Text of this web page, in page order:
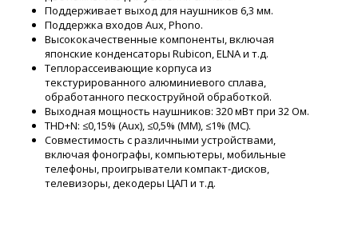
Поддерживает выход для наушников 6,3 мм.
Поддержка входов Aux, Phono.
Высококачественные компоненты, включая
японские конденсаторы Rubicon, ELNA и т.д.
Теплорассеивающие корпуса из
текстурированного алюминиевого сплава,
обработанного пескоструйной обработкой.
Выходная мощность наушников: 320 мВт при 32 Ом.
THD+N: ≤0,15% (Aux), ≤0,5% (MM), ≤1% (MC).
Совместимость с различными устройствами,
включая фонографы, компьютеры, мобильные
телефоны, проигрыватели компакт-дисков,
телевизоры, декодеры ЦАП и т.д.